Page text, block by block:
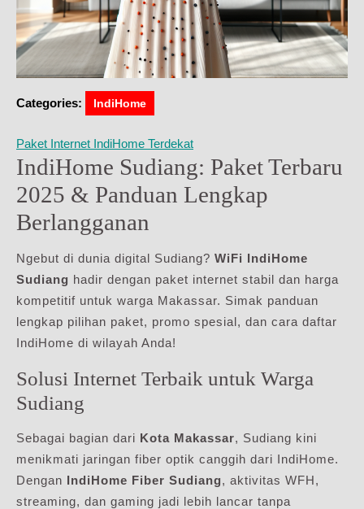
Categories: IndiHome
Paket Internet IndiHome Terdekat
IndiHome Sudiang: Paket Terbaru
2025 & Panduan Lengkap
Berlangganan
Ngebut di dunia digital Sudiang? WiFi IndiHome
Sudiang hadir dengan paket internet stabil dan harga
kompetitif untuk warga Makassar. Simak panduan
lengkap pilihan paket, promo spesial, dan cara daftar
IndiHome di wilayah Anda!
Solusi Internet Terbaik untuk Warga
Sudiang
Sebagai bagian dari Kota Makassar, Sudiang kini
menikmati jaringan fiber optik canggih dari IndiHome.
Dengan IndiHome Fiber Sudiang, aktivitas WFH,
streaming, dan gaming jadi lebih lancar tanpa